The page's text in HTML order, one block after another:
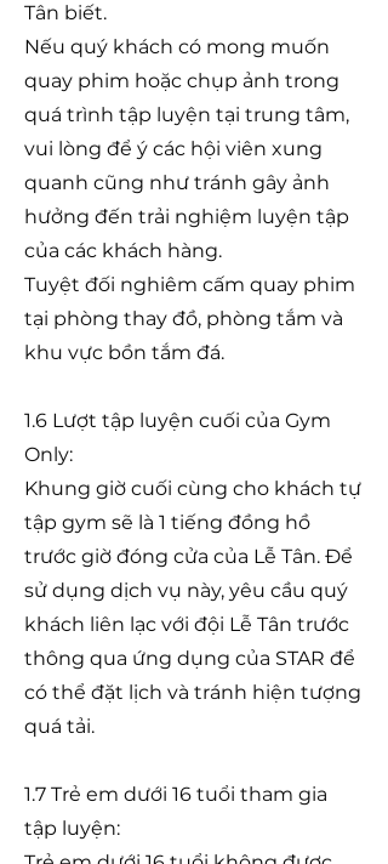
Tân biết.
Nếu quý khách có mong muốn
quay phim hoặc chụp ảnh trong
quá trình tập luyện tại trung tâm,
vui lòng để ý các hội viên xung
quanh cũng như tránh gây ảnh
hưởng đến trải nghiệm luyện tập
của các khách hàng.
Tuyệt đối nghiêm cấm quay phim
tại phòng thay đồ, phòng tắm và
khu vực bồn tắm đá.
1.6 Lượt tập luyện cuối của Gym
Only:
Khung giờ cuối cùng cho khách tự
tập gym sẽ là 1 tiếng đồng hồ
trước giờ đóng cửa của Lễ Tân. Để
sử dụng dịch vụ này, yêu cầu quý
khách liên lạc với đội Lễ Tân trước
thông qua ứng dụng của STAR để
có thể đặt lịch và tránh hiện tượng
quá tải.
1.7 Trẻ em dưới 16 tuổi tham gia
tập luyện: